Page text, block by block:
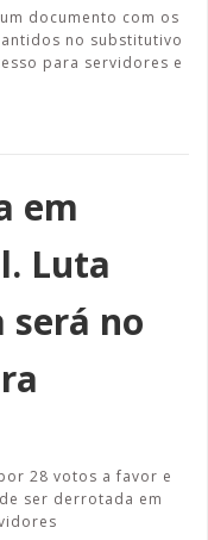
documento com os
no substitutivo
para servidores e
em
Luta
no
28 votos a favor e
ser derrotada em